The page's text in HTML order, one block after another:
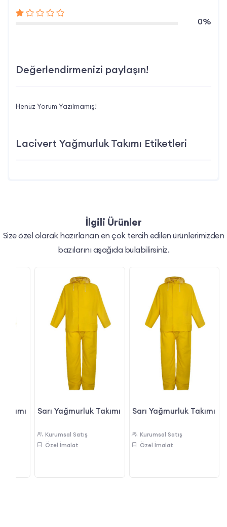
0%
Değerlendirmenizi paylaşın!
Henüz Yorum Yazılmamış!
Lacivert Yağmurluk Takımı Etiketleri
İlgili Ürünler
Size özel olarak hazırlanan en çok tercih edilen ürünlerimizden
bazılarını aşağıda bulabilirsiniz.
Sarı Yağmurluk Takımı
Kurumsal Satış
Özel İmalat
Sarı Yağmurluk Takımı
Kurumsal Satış
Özel İmalat